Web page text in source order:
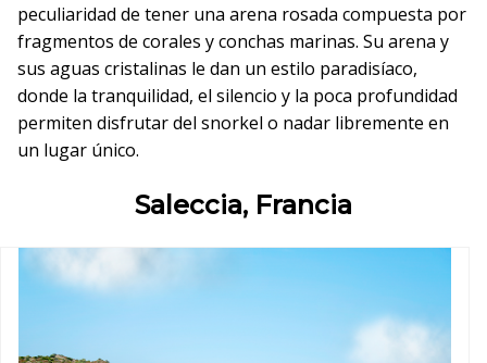
peculiaridad de tener una arena rosada compuesta por
fragmentos de corales y conchas marinas. Su arena y
sus aguas cristalinas le dan un estilo paradisíaco,
donde la tranquilidad, el silencio y la poca profundidad
permiten disfrutar del snorkel o nadar libremente en
un lugar único.
Saleccia, Francia